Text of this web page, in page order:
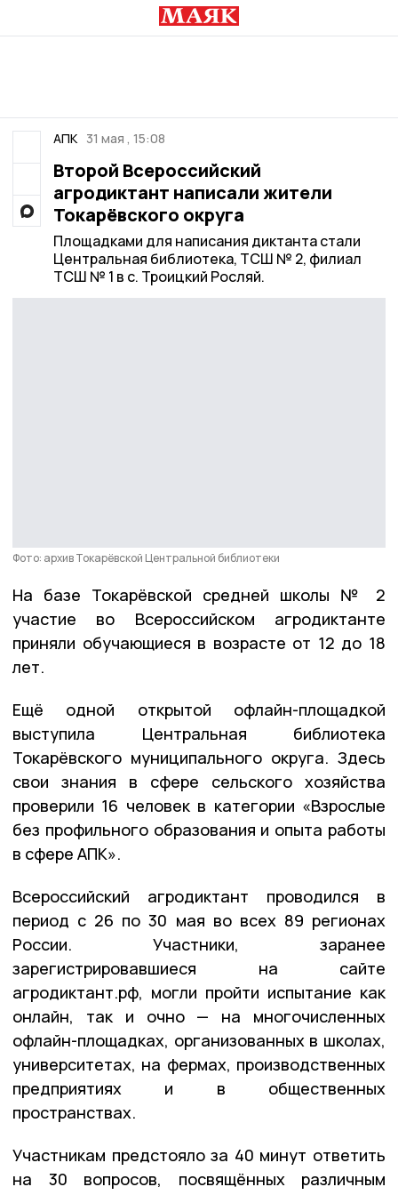
АПК 31 мая , 15:08
Второй Всероссийский
агродиктант написали жители
Токарёвского округа
Площадками для написания диктанта стали
Центральная библиотека, ТСШ № 2, филиал
ТСШ № 1 в с. Троицкий Росляй.
Фото: архив Токарёвской Центральной библиотеки
На базе Токарёвской средней школы № 2
участие во Всероссийском агродиктанте
приняли обучающиеся в возрасте от 12 до 18
лет.
Ещё одной открытой офлайн-площадкой
выступила Центральная библиотека
Токарёвского муниципального округа. Здесь
свои знания в сфере сельского хозяйства
проверили 16 человек в категории «Взрослые
без профильного образования и опыта работы
в сфере АПК».
Всероссийский агродиктант проводился в
период с 26 по 30 мая во всех 89 регионах
России. Участники, заранее
зарегистрировавшиеся на сайте
агродиктант.рф, могли пройти испытание как
онлайн, так и очно — на многочисленных
офлайн-площадках, организованных в школах,
университетах, на фермах, производственных
предприятиях и в общественных
пространствах.
Участникам предстояло за 40 минут ответить
на 30 вопросов, посвящённых различным